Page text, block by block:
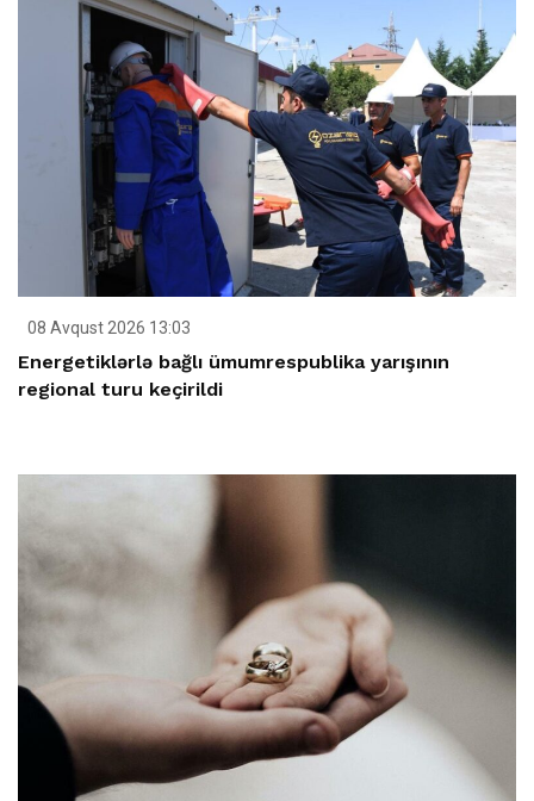
08 Avqust 2026 13:03
Energetiklərlə bağlı ümumrespublika yarışının
regional turu keçirildi